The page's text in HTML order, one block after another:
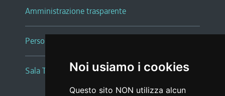
Noi usiamo i cookies
Questo sito NON utilizza alcun
Amministrazione trasparente
Persone e Uffici
Sala Tiziano Tessitori